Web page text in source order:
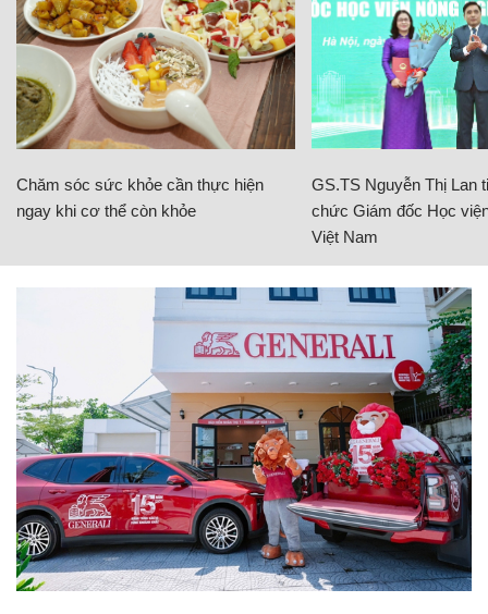
Chăm sóc sức khỏe cần thực hiện
ngay khi cơ thể còn khỏe
GS.TS Nguyễn Thị Lan
chức Giám đốc Học
Việt Nam